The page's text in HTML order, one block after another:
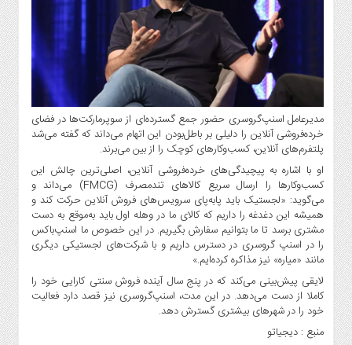
مدیرعامل اسنپ‌گروسری حضور جمع گسترده‌ای از سوپرمارکت‌ها در فضای
خرده‌فروشی آنلاین را دلیلی بر باطل‌بودن این اتهام می‌داند که گفته می‌شد
پلتفرم‌های آنلاین، کسب‌وکارهای کوچک را از بین می‌برند.
او با اشاره به پیچیدگی‌های خرده‌فروشی آنلاین، اصلی‌ترین چالش این
کسب‌وکارها را ارسال سریع کالاهای تندمصرف (FMCG) می‌داند و
می‌گوید: «لجستیک باید پابه‌پای سرویس‌های فروش آنلاین حرکت کند و
همیشه این دغدغه را داریم که کالای ما در وهله اول باید به‌موقع به دست
مشتری برسد تا ما بتوانیم سفارش بگیریم. در این خصوص ما اسنپ‌باکس
را در اسنپ گروسری در دسترس داریم و با شرکت‌های لجستیکی دیگری
مانند «میاره» نیز مذاکره کرده‌ایم.»
لایقی پیش‌بینی می‌کند که در پنج سال آینده فروش سنتی کارایی خود را
کاملا از دست می‌دهد. در این مدت، اسنپ‌گروسری نیز قصد دارد فعالیت
خود را در شهرهای بیشتری گسترش دهد.
منبع : دیجیاتو